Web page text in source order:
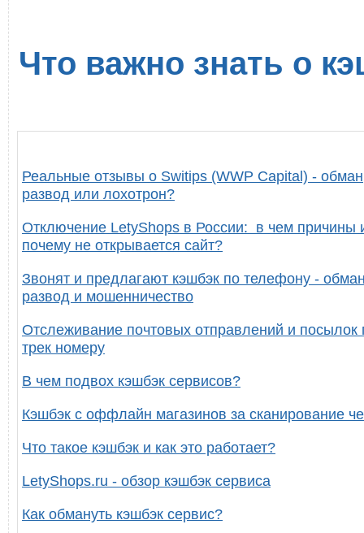
Что важно знать о
Реальные отзывы о Switips (WWP Capital) -
развод или лохотрон?
Отключение LetyShops в России: в чем причины
почему не открывается сайт?
Звонят и предлагают кэшбэк по телефону -
развод и мошенничество
Отслеживание почтовых отправлений и посылок
трек номеру
В чем подвох кэшбэк сервисов?
Кэшбэк с оффлайн магазинов за сканирование
Что такое кэшбэк и как это работает?
LetyShops.ru - обзор кэшбэк сервиса
Как обмануть кэшбэк сервис?